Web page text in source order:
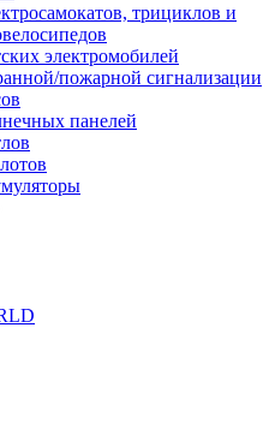
трициклов и
электромобилей
пожарной сигнализации
панелей